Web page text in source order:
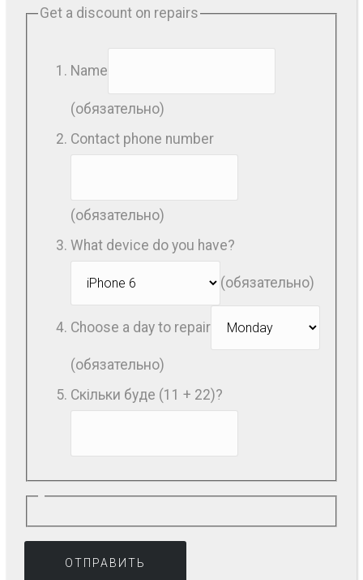
Get a discount on repairs
Name
(обязательно)
Contact phone number
(обязательно)
What device do you have?
(обязательно)
Choose a day to repair
(обязательно)
Скільки буде (11 + 22)?